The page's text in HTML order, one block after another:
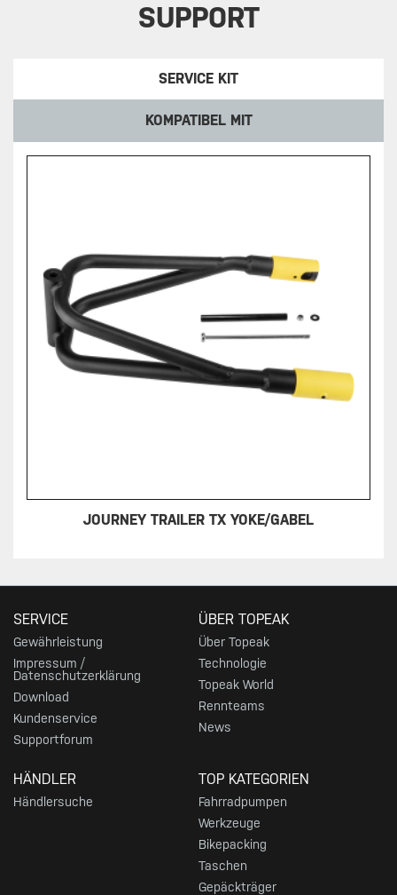
SUPPORT
SERVICE KIT
KOMPATIBEL MIT
JOURNEY TRAILER TX YOKE/GABEL
SERVICE
Gewährleistung
Impressum /
Datenschutzerklärung
Download
Kundenservice
Supportforum
ÜBER TOPEAK
Über Topeak
Technologie
Topeak World
Rennteams
News
HÄNDLER
Händlersuche
TOP KATEGORIEN
Fahrradpumpen
Werkzeuge
Bikepacking
Taschen
Gepäckträger